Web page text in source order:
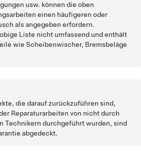
usw. können die oben
einen häufigeren oder
als angegeben erfordern.
Liste nicht umfassend und enthält
wie Scheibenwischer, Bremsbeläge
die darauf zurückzuführen sind,
Reparaturarbeiten von nicht durch
Technikern durchgeführt wurden, sind
abgedeckt.